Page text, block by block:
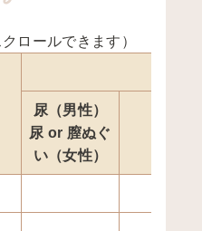
ロールできます）
尿（男性）
尿 or 膣ぬぐ
い（女性）